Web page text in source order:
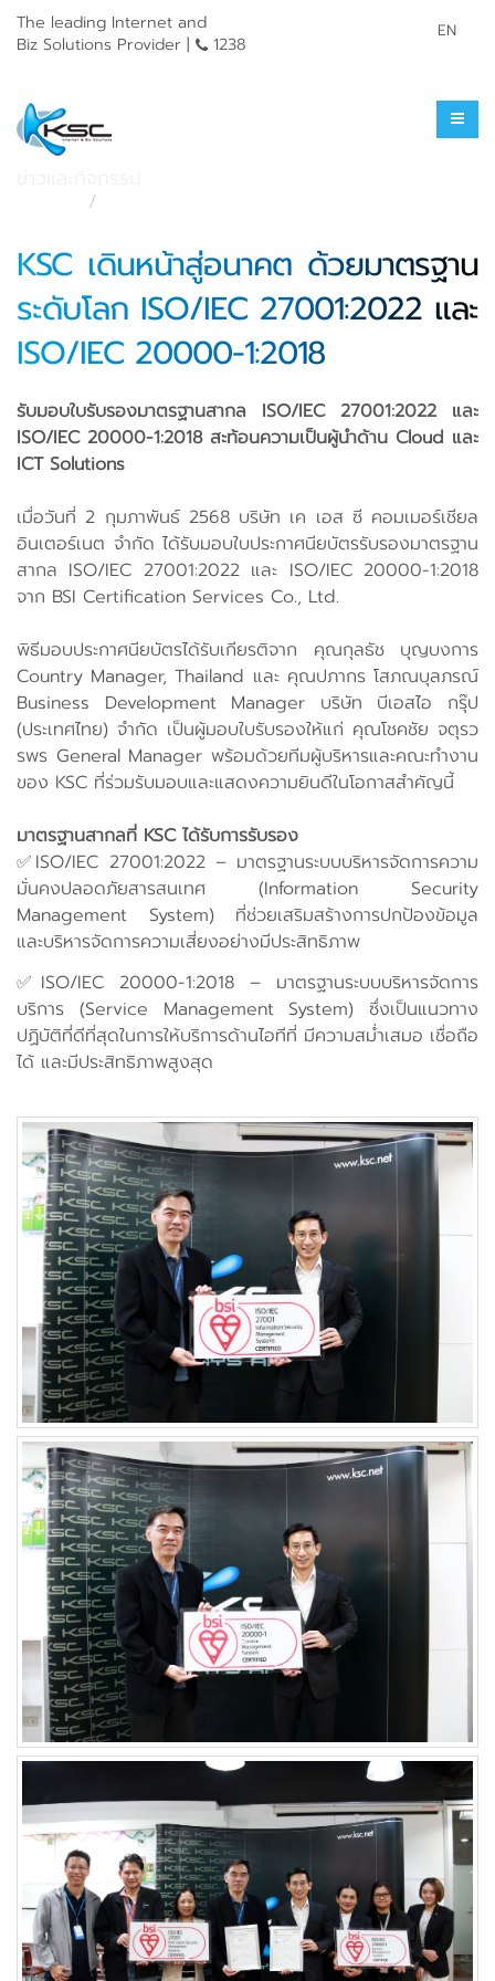
The leading Internet and
Biz Solutions Provider |
1238
EN
ข่าวประชาสัมพันธ์
KSC เดินหน้าสู่อนาคต ด้วยมาตรฐาน
ระดับโลก ISO/IEC 27001:2022 และ
ISO/IEC 20000-1:2018
รับมอบใบรับรองมาตรฐานสากล ISO/IEC 27001:2022 และ
ISO/IEC 20000-1:2018 สะท้อนความเป็นผู้นำด้าน Cloud และ
ICT Solutions
เมื่อวันที่ 2 กุมภาพันธ์ 2568 บริษัท เค เอส ซี คอมเมอร์เชียล
อินเตอร์เนต จำกัด ได้รับมอบใบประกาศนียบัตรรับรองมาตรฐาน
สากล ISO/IEC 27001:2022 และ ISO/IEC 20000-1:2018
จาก BSI Certification Services Co., Ltd.
พิธีมอบประกาศนียบัตรได้รับเกียรติจาก คุณกุลธัช บุญบงการ
Country Manager, Thailand และ คุณปภากร โสภณบุลภรณ์
Business Development Manager บริษัท บีเอสไอ กรุ๊ป
(ประเทศไทย) จำกัด เป็นผู้มอบใบรับรองให้แก่ คุณโชคชัย จตุรว
รพร General Manager พร้อมด้วยทีมผู้บริหารและคณะทำงาน
ของ KSC ที่ร่วมรับมอบและแสดงความยินดีในโอกาสสำคัญนี้
มาตรฐานสากลที่ KSC ได้รับการรับรอง
✅ISO/IEC 27001:2022 – มาตรฐานระบบบริหารจัดการความ
มั่นคงปลอดภัยสารสนเทศ (Information Security
Management System) ที่ช่วยเสริมสร้างการปกป้องข้อมูล
และบริหารจัดการความเสี่ยงอย่างมีประสิทธิภาพ
✅ISO/IEC 20000-1:2018 – มาตรฐานระบบบริหารจัดการ
บริการ (Service Management System) ซึ่งเป็นแนวทาง
ปฏิบัติที่ดีที่สุดในการให้บริการด้านไอทีที่ มีความสม่ำเสมอ เชื่อถือ
ได้ และมีประสิทธิภาพสูงสุด